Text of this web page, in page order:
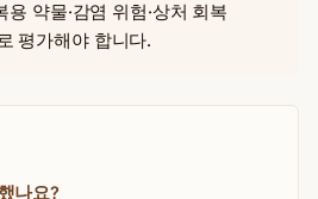
용 약물·감염 위험·상처 회복
평가해야 합니다.
나요?